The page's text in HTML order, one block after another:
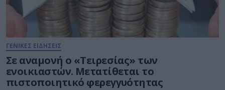
ΓΕΝΙΚΕΣ ΕΙΔΗΣΕΙΣ
Σε αναμονή ο «Τειρεσίας» των
ενοικιαστών. Μετατίθεται το
πιστοποιητικό φερεγγυότητας